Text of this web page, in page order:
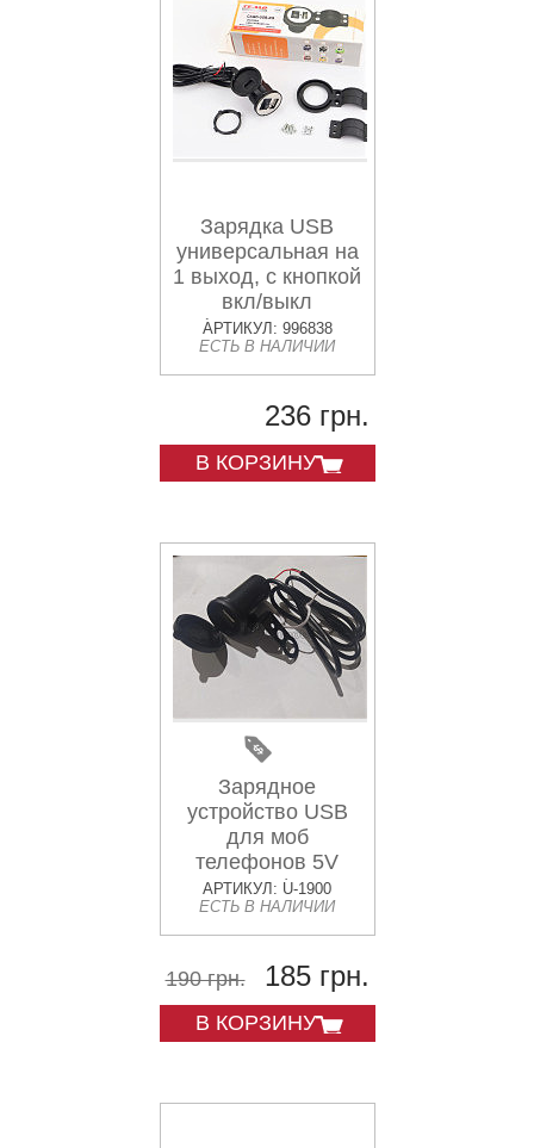
Зарядка USB
универсальная на
1 выход, с кнопкой
вкл/выкл
(крепление в
пластик/на руль)
АРТИКУЛ: 996838
ЕСТЬ В НАЛИЧИИ
236 грн.
В КОРЗИНУ
Зарядное
устройство USB
для моб
телефонов 5V
2.1А/ч
АРТИКУЛ: U-1900
ЕСТЬ В НАЛИЧИИ
190 грн. 185 грн.
В КОРЗИНУ